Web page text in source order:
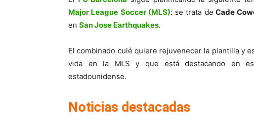
Major League Soccer (MLS): se trata de Cade
en San Jose Earthquakes.
El combinado culé quiere rejuvenecer la plantilla y
vida en la MLS y que está destacando en
estadounidense.
Noticias destacadas